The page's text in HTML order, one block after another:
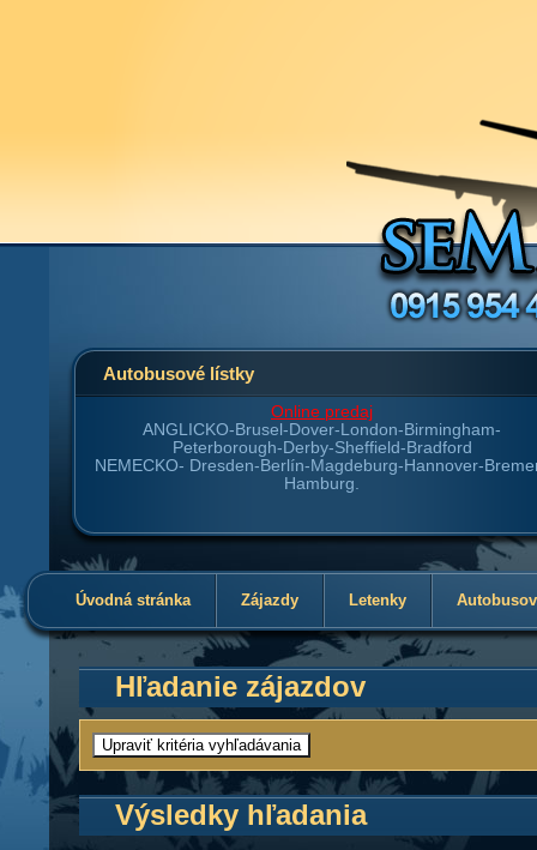
Autobusové lístky
Online predaj
ANGLICKO- Brusel-Dover-London-Birmingham-
Peterborough-Derby-Sheffield-Bradford
NEMECKO- Dresden-Berlín-Magdeburg-Hannover-
Hamburg.
Úvodná stránka Zájazdy Letenky
Hľadanie zájazdov
Výsledky hľadania